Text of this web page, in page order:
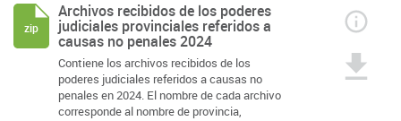
Archivos recibidos de los poderes
judiciales provinciales referidos a
causas no penales 2024
Contiene los archivos recibidos de los
poderes judiciales referidos a causas no
penales en 2024. El nombre de cada archivo
corresponde al nombre de provincia,
zip